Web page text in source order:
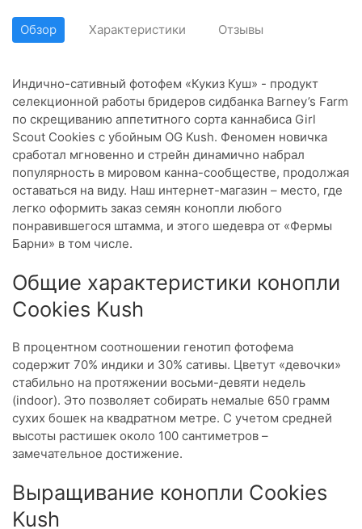
Обзор Характеристики Отзывы
Индично-сативный фотофем «Кукиз Куш» - продукт
селекционной работы бридеров сидбанка Barney’s Farm
по скрещиванию аппетитного сорта каннабиса Girl
Scout Cookies с убойным OG Kush. Феномен новичка
сработал мгновенно и стрейн динамично набрал
популярность в мировом канна-сообществе, продолжая
оставаться на виду. Наш интернет-магазин – место, где
легко оформить заказ семян конопли любого
понравившегося штамма, и этого шедевра от «Фермы
Барни» в том числе.
Общие характеристики конопли
Cookies Kush
В процентном соотношении генотип фотофема
содержит 70% индики и 30% сативы. Цветут «девочки»
стабильно на протяжении восьми-девяти недель
(indoor). Это позволяет собирать немалые 650 грамм
сухих бошек на квадратном метре. С учетом средней
высоты растишек около 100 сантиметров –
замечательное достижение.
Выращивание конопли Cookies
Kush